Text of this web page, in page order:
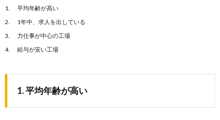
平均年齢が高い
1年中、求人を出している
力仕事が中心の工場
給与が安い工場
1. 平均年齢が高い